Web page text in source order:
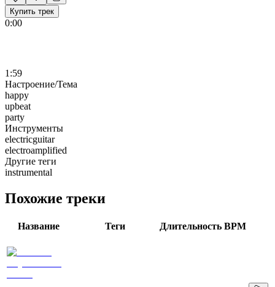
Купить трек
0:00
1:59
Настроение/Тема
happy
upbeat
party
Инструменты
electricguitar
electroamplified
Другие теги
instrumental
Похожие треки
Название Теги Длительность BPM